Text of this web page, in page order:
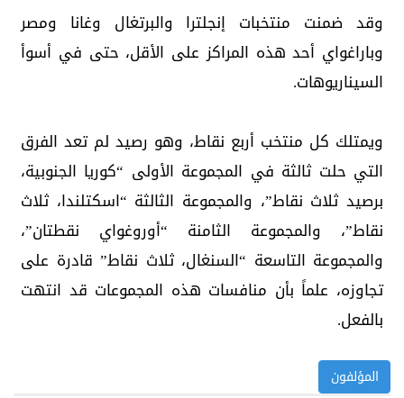
وقد ضمنت منتخبات إنجلترا والبرتغال وغانا ومصر
وباراغواي أحد هذه المراكز على الأقل، حتى في أسوأ
السيناريوهات.
ويمتلك كل منتخب أربع نقاط، وهو رصيد لم تعد الفرق
التي حلت ثالثة في المجموعة الأولى “كوريا الجنوبية،
برصيد ثلاث نقاط”، والمجموعة الثالثة “اسكتلندا، ثلاث
نقاط”، والمجموعة الثامنة “أوروغواي نقطتان”،
والمجموعة التاسعة “السنغال، ثلاث نقاط” قادرة على
تجاوزه، علماً بأن منافسات هذه المجموعات قد انتهت
بالفعل.
المؤلفون